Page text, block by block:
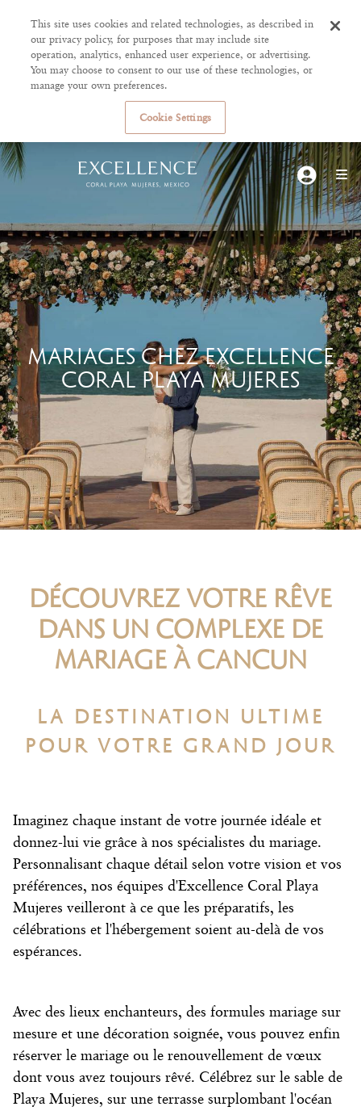
MARIAGES CHEZ EXCELLENCE
CORAL PLAYA MUJERES
DÉCOUVREZ VOTRE RÊVE
DANS UN COMPLEXE DE
MARIAGE À CANCUN
LA DESTINATION ULTIME
POUR VOTRE GRAND JOUR
Imaginez chaque instant de votre journée idéale et
donnez-lui vie grâce à nos spécialistes du mariage.
Personnalisant chaque détail selon votre vision et vos
préférences, nos équipes d'Excellence Coral Playa
Mujeres veilleront à ce que les préparatifs, les
célébrations et l'hébergement soient au-delà de vos
espérances.
Avec des lieux enchanteurs, des formules mariage sur
mesure et une décoration soignée, vous pouvez enfin
réserver le mariage ou le renouvellement de vœux
dont vous avez toujours rêvé. Célébrez sur le sable de
Playa Mujeres, sur une terrasse surplombant l'océan
This site uses cookies and related technologies, as described in
our privacy policy, for purposes that may include site
operation, analytics, enhanced user experience, or advertising.
You may choose to consent to our use of these technologies, or
manage your own preferences.
Cookie Settings